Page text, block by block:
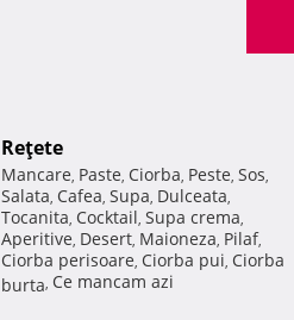
Reţete
Mancare, Paste, Ciorba, Peste, Sos,
Salata, Cafea, Supa, Dulceata,
Tocanita, Cocktail, Supa crema,
Aperitive, Desert, Maioneza, Pilaf,
Ciorba perisoare, Ciorba pui, Ciorba
burta, Ce mancam azi